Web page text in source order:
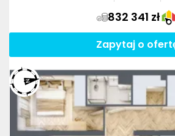
832 341 zł
Zapytaj o